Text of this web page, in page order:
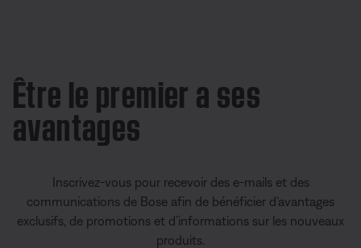
Être le premier a ses
avantages
Inscrivez-vous pour recevoir des e-mails et des
communications de Bose afin de bénéficier d’avantages
exclusifs, de promotions et d’informations sur les nouveaux
produits.